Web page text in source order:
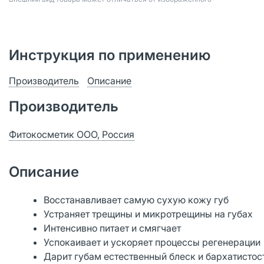
Инструкция по применению
Производитель Описание
Производитель
Фитокосметик ООО, Россия
Описание
Восстанавливает самую сухую кожу губ
Устраняет трещины и микротрещины на губах
Интенсивно питает и смягчает
Успокаивает и ускоряет процессы регенерации
Дарит губам естественный блеск и